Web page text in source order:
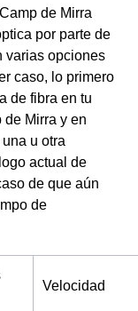
de Mirra
por parte de
varias opciones
caso, lo primero
de fibra en tu
Mirra y en
u otra
actual de
de que aún
de
Velocidad